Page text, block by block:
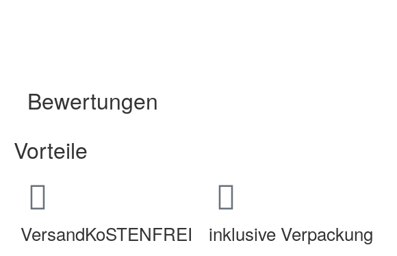
Bewertungen
Vorteile
VersandKoSTENFREI inklusive Verpackung